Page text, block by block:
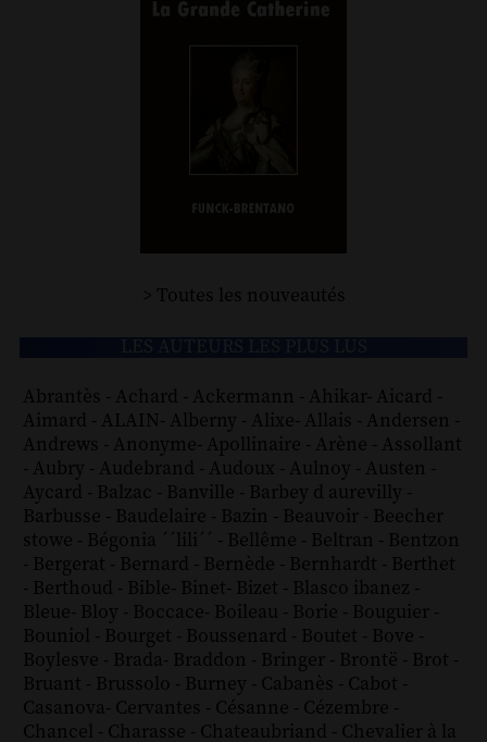
> Toutes les nouveautés
Abrantès - Achard - Ackermann - Ahikar- Aicard -
Aimard - ALAIN- Alberny - Alixe- Allais - Andersen -
Andrews - Anonyme- Apollinaire - Arène - Assollant
- Aubry - Audebrand - Audoux - Aulnoy - Austen -
Aycard - Balzac - Banville - Barbey d aurevilly -
Barbusse - Baudelaire - Bazin - Beauvoir - Beecher
stowe - Bégonia ´´lili´´ - Bellême - Beltran - Bentzon
- Bergerat - Bernard - Bernède - Bernhardt - Berthet
- Berthoud - Bible- Binet- Bizet - Blasco ibanez -
Bleue- Bloy - Boccace- Boileau - Borie - Bouguier -
Bouniol - Bourget - Boussenard - Boutet - Bove -
Boylesve - Brada- Braddon - Bringer - Brontë - Brot -
Bruant - Brussolo - Burney - Cabanès - Cabot -
Casanova- Cervantes - Césanne - Cézembre -
Chancel - Charasse - Chateaubriand - Chevalier à la